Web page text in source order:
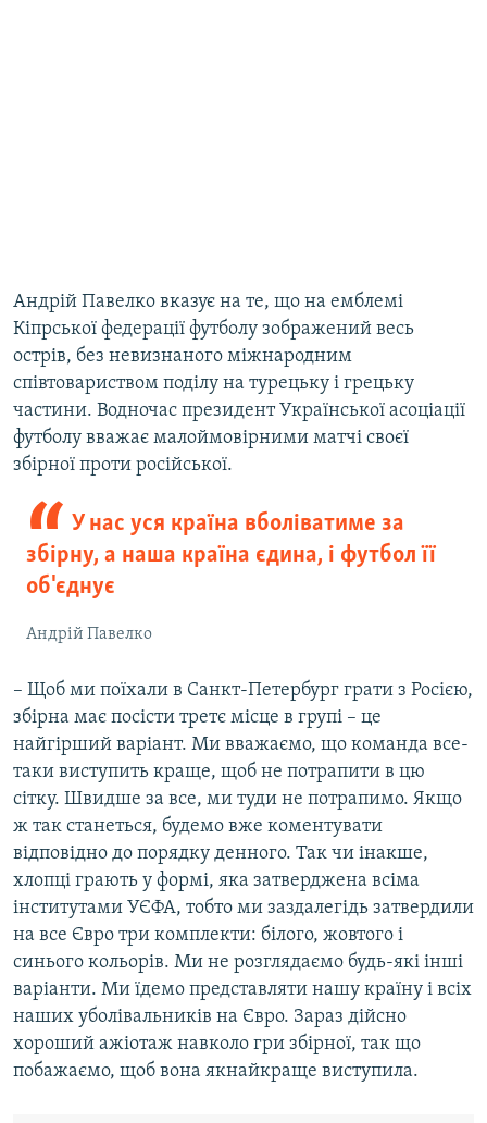
Андрій Павелко вказує на те, що на емблемі
Кіпрської федерації футболу зображений весь
острів, без невизнаного міжнародним
співтовариством поділу на турецьку і грецьку
частини. Водночас президент Української асоціації
футболу вважає малоймовірними матчі своєї
збірної проти російської.
У нас уся країна вболіватиме за
збірну, а наша країна єдина, і футбол її
об'єднує
Андрій Павелко
– Щоб ми поїхали в Санкт-Петербург грати з Росією,
збірна має посісти третє місце в групі – це
найгірший варіант. Ми вважаємо, що команда все-
таки виступить краще, щоб не потрапити в цю
сітку. Швидше за все, ми туди не потрапимо. Якщо
ж так станеться, будемо вже коментувати
відповідно до порядку денного. Так чи інакше,
хлопці грають у формі, яка затверджена всіма
інститутами УЄФА, тобто ми заздалегідь затвердили
на все Євро три комплекти: білого, жовтого і
синього кольорів. Ми не розглядаємо будь-які інші
варіанти. Ми їдемо представляти нашу країну і всіх
наших уболівальників на Євро. Зараз дійсно
хороший ажіотаж навколо гри збірної, так що
побажаємо, щоб вона якнайкраще виступила.